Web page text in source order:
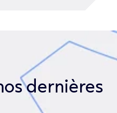
dernières